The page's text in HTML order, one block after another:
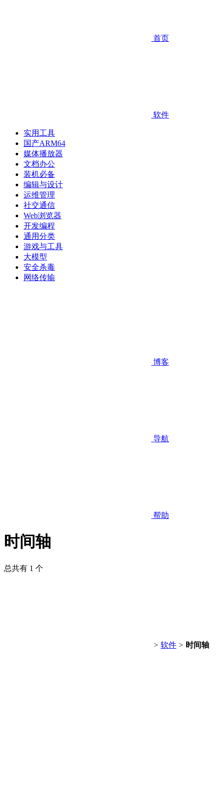
首页
软件
实用工具
国产ARM64
媒体播放器
文档办公
装机必备
编辑与设计
运维管理
社交通信
Web浏览器
开发编程
通用分类
游戏与工具
大模型
安全杀毒
网络传输
博客
导航
帮助
时间轴
总共有 1 个
> 软件 > 时间轴